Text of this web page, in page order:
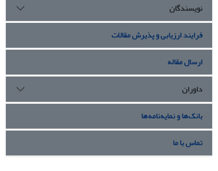
نویسندگان
فرایند ارزیابی و پذیرش مقالات
ارسال مقاله
داوران
بانک‌ها و نمایه‌نامه‌ها
تماس با ما